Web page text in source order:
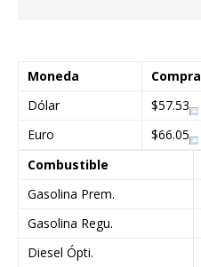
Moneda Compra
Dólar
$57.53
Euro
$66.05
Combustible
Gasolina Prem.
Gasolina Regu.
Diesel Ópti.